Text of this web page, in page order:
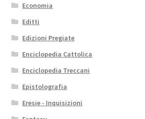
Economia
Editti
Edizioni Pregiate
Enciclopedia Cattolica
Enciclopedia Treccani
Epistolografia
Eresie - Inquisizioni